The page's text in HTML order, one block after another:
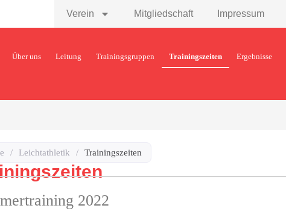
Verein Mitgliedschaft Impressum
Über uns Leitung Trainingsgruppen Trainingszeiten Ergebnisse
/ Leichtathletik / Trainingszeiten
2022